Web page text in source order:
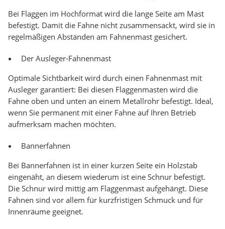
Bei Flaggen im Hochformat wird die lange Seite am Mast
befestigt. Damit die Fahne nicht zusammensackt, wird sie in
regelmäßigen Abständen am Fahnenmast gesichert.
Der Ausleger-Fahnenmast
Optimale Sichtbarkeit wird durch einen Fahnenmast mit
Ausleger garantiert: Bei diesen Flaggenmasten wird die
Fahne oben und unten an einem Metallrohr befestigt. Ideal,
wenn Sie permanent mit einer Fahne auf Ihren Betrieb
aufmerksam machen möchten.
Bannerfahnen
Bei Bannerfahnen ist in einer kurzen Seite ein Holzstab
eingenäht, an diesem wiederum ist eine Schnur befestigt.
Die Schnur wird mittig am Flaggenmast aufgehängt. Diese
Fahnen sind vor allem für kurzfristigen Schmuck und für
Innenräume geeignet.